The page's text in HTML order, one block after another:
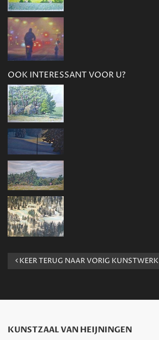
OOK INTERESSANT VOOR U?
KEER TERUG NAAR VORIG KUNSTWERK
KUNSTZAAL VAN HEIJNINGEN